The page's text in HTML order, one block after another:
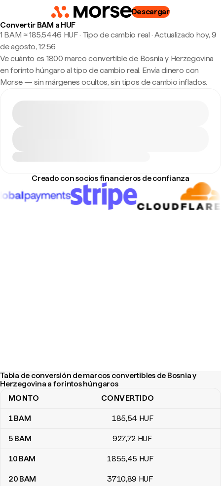
Descargar
Convertir BAM a HUF
1 BAM ≈ 185,5446 HUF · Tipo de cambio real · Actualizado hoy, 9
de agosto, 12:56
Ve cuánto es 1800 marco convertible de Bosnia y Herzegovina
en forinto húngaro al tipo de cambio real. Envía dinero con
Morse — sin márgenes ocultos, sin tipos de cambio inflados.
Creado con socios financieros de confianza
Tabla de conversión de marcos convertibles de Bosnia y
Herzegovina a forintos húngaros
Tabla de conversión de marcos convertibles de Bosnia y
MONTO CONVERTIDO
1BAM 185,54 HUF
5 BAM 927,72 HUF
10 BAM 1855,45 HUF
20 BAM 3710,89 HUF